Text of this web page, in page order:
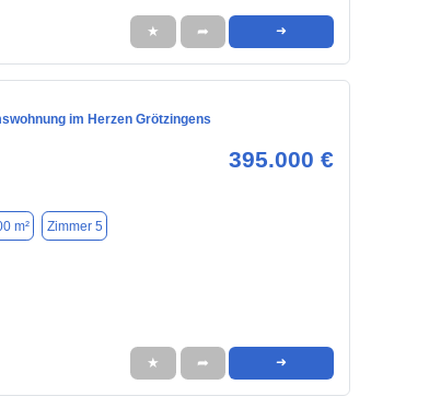
★ ➦ ➜
im Herzen Grötzingens
395.000 €
m² Zimmer 5
★ ➦ ➜